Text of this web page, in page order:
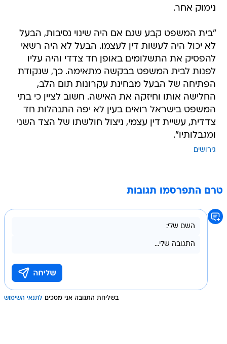
נימוק אחר.
"בית המשפט קבע שגם אם היה שינוי נסיבות‏, הבעל
לא יכול היה לעשות דין לעצמו. הבעל לא היה רשאי
להפסיק את התשלומים באופן חד צדדי והיה עליו
לפנות לבית המשפט בבקשה מתאימה‏.‏ כך, שנקודת
הפתיחה של הבעל מבחינת עקרונות תום הלב,
החלישה אותו וחיזקה את האישה. חשוב לציין כי בתי
המשפט בישראל רואים בעין לא יפה התנהלות חד
צדדית, עשיית דין עצמי, ניצול חולשתו של הצד השני
ומגבלותיו".
גירושים
טרם התפרסמו תגובות
בשליחת התגובה אני מסכים לתנאי השימוש